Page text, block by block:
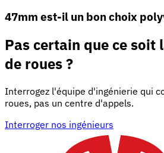
47mm est-il un bon choix
Pas certain que ce soit
de roues ?
Interrogez l'équipe d'ingénierie qui
roues, pas un centre d'appels.
Interroger nos ingénieurs